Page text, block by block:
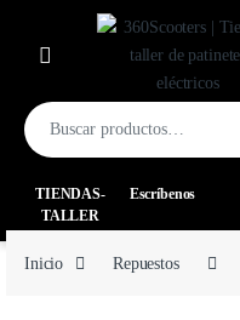
TIENDAS-
TALLER
Escríbenos
Inicio Repuestos